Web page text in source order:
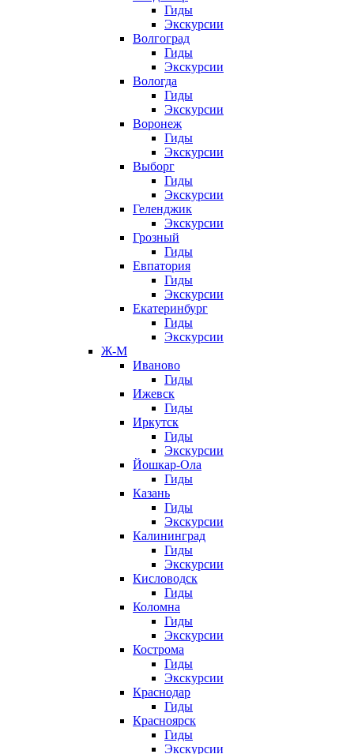
Гиды
Экскурсии
Волгоград
Гиды
Экскурсии
Вологда
Гиды
Экскурсии
Воронеж
Гиды
Экскурсии
Выборг
Гиды
Экскурсии
Геленджик
Экскурсии
Грозный
Гиды
Евпатория
Гиды
Экскурсии
Екатеринбург
Гиды
Экскурсии
Ж-М
Иваново
Гиды
Ижевск
Гиды
Иркутск
Гиды
Экскурсии
Йошкар-Ола
Гиды
Казань
Гиды
Экскурсии
Калининград
Гиды
Экскурсии
Кисловодск
Гиды
Коломна
Гиды
Экскурсии
Кострома
Гиды
Экскурсии
Краснодар
Гиды
Красноярск
Гиды
Экскурсии